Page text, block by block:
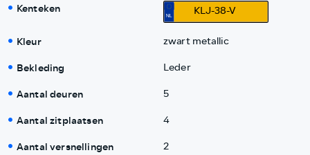
Kenteken KLJ-38-V
Kleur zwart metallic
Bekleding Leder
Aantal deuren 5
Aantal zitplaatsen 4
Aantal versnellingen 2